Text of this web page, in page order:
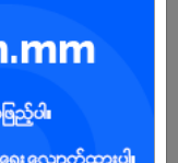
တစ်ခုဖြစ်ပါသည်။
သင့်တင့်သောဈေးနှုန်းဖြင့်
Team များ၏
ြည်စိတ်ချရသော